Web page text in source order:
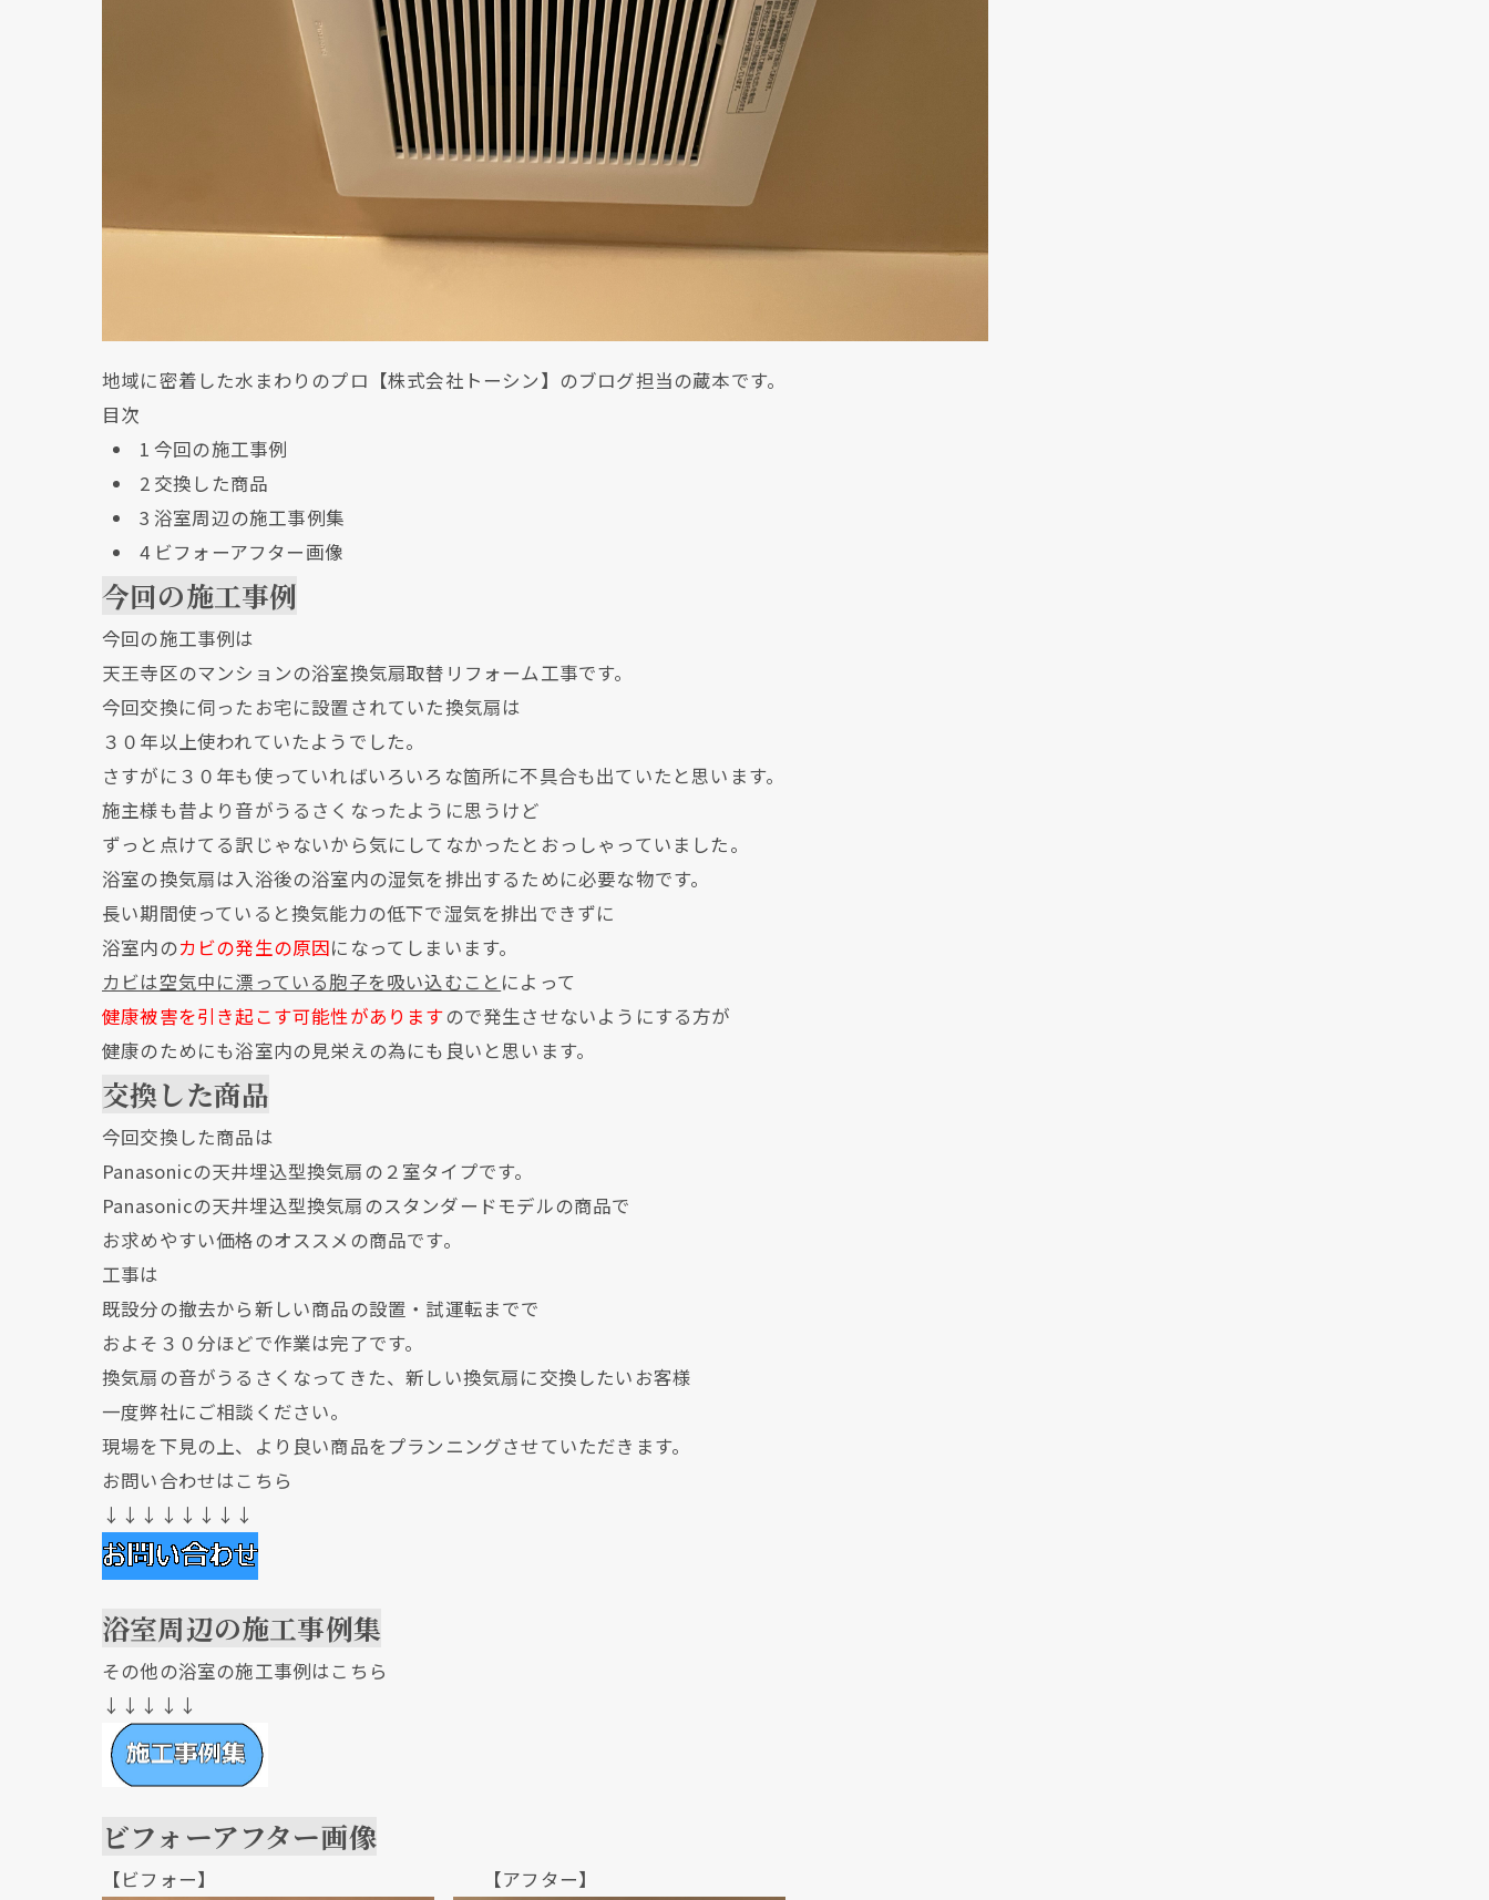
地域に密着した水まわりのプロ【株式会社トーシン】のブログ担当の蔵本です。
目次
1 今回の施工事例
2交換した商品
3 浴室周辺の施工事例集
4ビフォーアフター画像
今回の施工事例
今回の施工事例は
天王寺区のマンションの浴室換気扇取替リフォーム工事です。
今回交換に伺ったお宅に設置されていた換気扇は
３０年以上使われていたようでした。
さすがに３０年も使っていればいろいろな箇所に不具合も出ていたと思います。
施主様も昔より音がうるさくなったように思うけど
ずっと点けてる訳じゃないから気にしてなかったとおっしゃっていました。
浴室の換気扇は入浴後の浴室内の湿気を排出するために必要な物です。
長い期間使っていると換気能力の低下で湿気を排出できずに
浴室内のカビの発生の原因になってしまいます。
カビは空気中に漂っている胞子を吸い込むこと によって
健康被害を引き起こす可能性がありますので発生させないようにする方が
健康のためにも浴室内の見栄えの為にも良いと思います。
交換した商品
今回交換した商品は
Panasonicの天井埋込型換気扇の２室タイプです。
Panasonicの天井埋込型換気扇のスタンダードモデルの商品で
お求めやすい価格のオススメの商品です。
工事は
既設分の撤去から新しい商品の設置・試運転までで
およそ３０分ほどで作業は完了です。
換気扇の音がうるさくなってきた、新しい換気扇に交換したいお客様
一度弊社にご相談ください。
現場を下見の上、より良い商品をプランニングさせていただきます。
お問い合わせはこちら
↓↓↓↓↓↓↓↓
浴室周辺の施工事例集
その他の浴室の施工事例はこちら
↓↓↓↓↓
ビフォーアフター画像
【ビフォー】 【アフター】